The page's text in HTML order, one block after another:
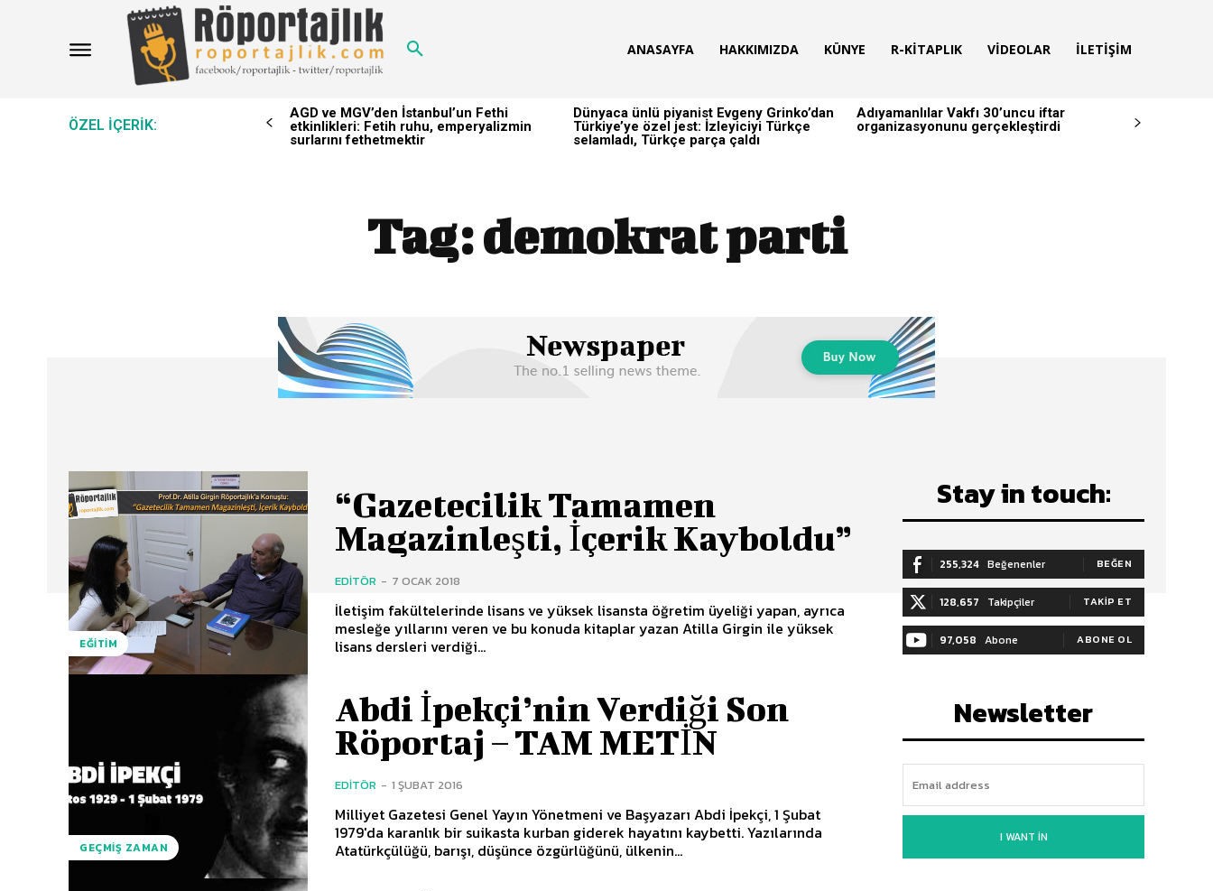
ANASAYFA HAKKIMIZDA KÜNYE R-KITAPLIK VIDEOLAR İLETIŞIM
ÖZEL IÇERIK:
AGD ve MGV’den İstanbul’un Fethi
etkinlikleri: Fetih ruhu, emperyalizmin
surlarını fethetmektir
Dünyaca ünlü piyanist Evgeny Grinko’dan
Türkiye’ye özel jest: İzleyiciyi Türkçe
selamladı, Türkçe parça çaldı
Adıyamanlılar Vakfı 30’uncu iftar
organizasyonunu gerçekleştirdi
Tag:demokrat parti
EĞITIM
“Gazetecilik Tamamen
Magazinleşti, İçerik Kayboldu”
EDITÖR - 7 OCAK 2018
İletişim fakültelerinde lisans ve yüksek lisansta öğretim üyeliği yapan, ayrıca
mesleğe yıllarını veren ve bu konuda kitaplar yazan Atilla Girgin ile yüksek
lisans dersleri verdiği...
GEÇMIŞ ZAMAN
Abdi İpekçi’nin Verdiği Son
Röportaj – TAM METİN
EDITÖR - 1 ŞUBAT 2016
Milliyet Gazetesi Genel Yayın Yönetmeni ve Başyazarı Abdi İpekçi, 1 Şubat
1979'da karanlık bir suikasta kurban giderek hayatını kaybetti. Yazılarında
Atatürkçülüğü, barışı, düşünce özgürlüğünü, ülkenin...
Stay in touch:
255,324 Beğenenler BEĞEN
128,657 Takipçiler TAKIP ET
97,058 Abone ABONE OL
Newsletter
I WANT IN